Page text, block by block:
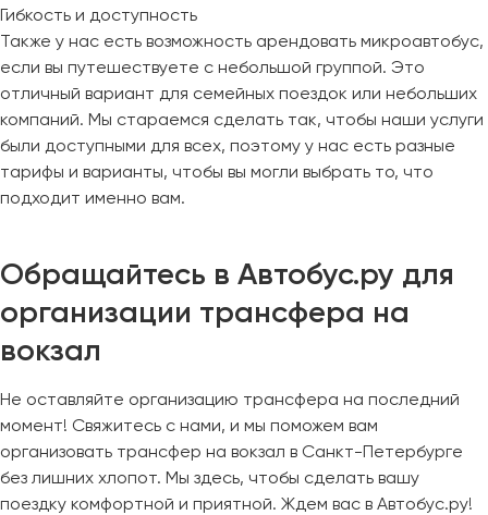
Гибкость и доступность
Также у нас есть возможность арендовать микроавтобус,
если вы путешествуете с небольшой группой. Это
отличный вариант для семейных поездок или небольших
компаний. Мы стараемся сделать так, чтобы наши услуги
были доступными для всех, поэтому у нас есть разные
тарифы и варианты, чтобы вы могли выбрать то, что
подходит именно вам.
Обращайтесь в Автобус.ру для
организации трансфера на
вокзал
Не оставляйте организацию трансфера на последний
момент! Свяжитесь с нами, и мы поможем вам
организовать трансфер на вокзал в Санкт-Петербурге
без лишних хлопот. Мы здесь, чтобы сделать вашу
поездку комфортной и приятной. Ждем вас в Автобус.ру!